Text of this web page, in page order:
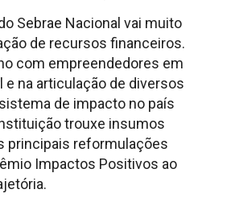
Sebrae Nacional vai muito
de recursos financeiros.
com empreendedores em
e na articulação de diversos
de impacto no país
trouxe insumos
principais reformulações
Impactos Positivos ao